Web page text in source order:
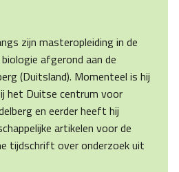
zijn masteropleiding in de
afgerond aan de
(Duitsland). Momenteel is hij
het Duitse centrum voor
en eerder heeft hij
artikelen voor de
tijdschrift over onderzoek uit